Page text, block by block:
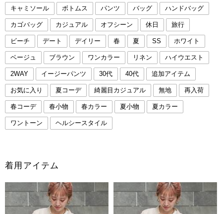
キャミソール ボトムス パンツ バッグ ハンドバッグ
カゴバッグ カジュアル オフシーン 休日 旅行
ビーチ デート デイリー 春 夏 SS ホワイト
ベージュ ブラウン ワンカラー リネン ハイウエスト
2WAY イージーパンツ 30代 40代 追加アイテム
お気に入り 夏コーデ 綺麗目カジュアル 無地 再入荷
春コーデ 春小物 春カラー 夏小物 夏カラー
ワントーン ヘルシースタイル
着用アイテム